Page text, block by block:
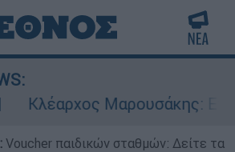
Κλέαρχος Μαρουσάκης:
Voucher παιδικών σταθμών: Δείτε τα